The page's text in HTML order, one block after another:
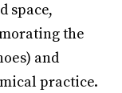
space,
the
and
practice.